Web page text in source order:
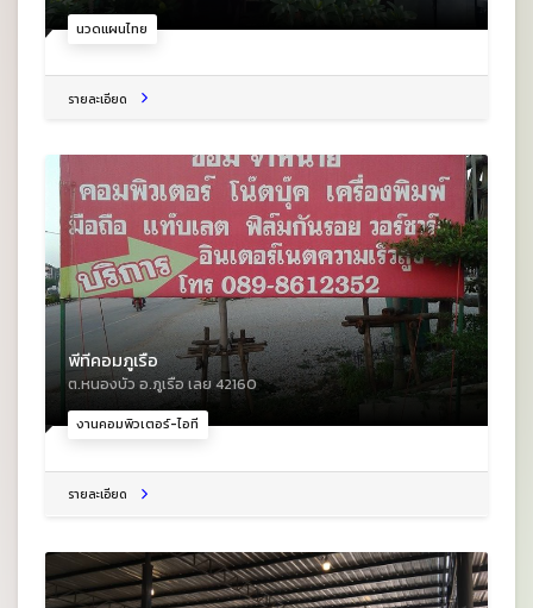
นวดแผนไทย
รายละเอียด
งานคอมพิวเตอร์-ไอที
พีทีคอมภูเรือ
ต.หนองบัว อ.ภูเรือ เลย 42160
รายละเอียด